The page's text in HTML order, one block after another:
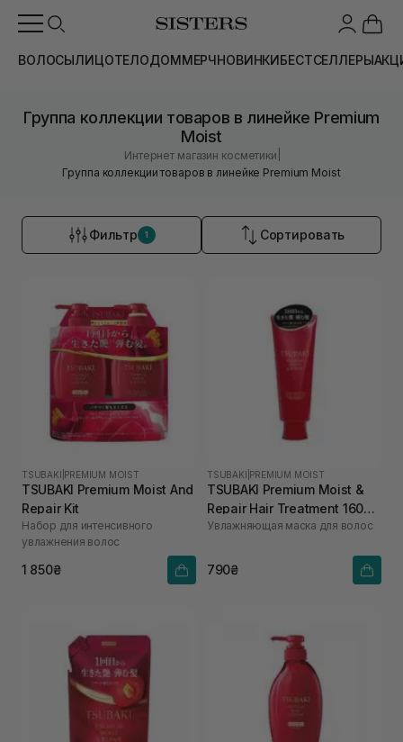
ВОЛОСЫЛИЦОТЕЛОДОММЕРЧНОВИНКИБЕСТСЕЛЛЕРЫ
Группа коллекции товаров в линейке Premium
Moist
Интернет магазин косметики
Группа коллекции товаров в линейке Premium Moist
Фильтр 1 Сортировать
TSUBAKI PREMIUM MOIST
TSUBAKI Premium Moist And
Repair Kit
Набор для интенсивного
увлажнения волос
1 850₴
TSUBAKI PREMIUM MOIST
TSUBAKI Premium Moist &
Repair Hair Treatment 160
мл
Увлажняющая маска для волос
790₴